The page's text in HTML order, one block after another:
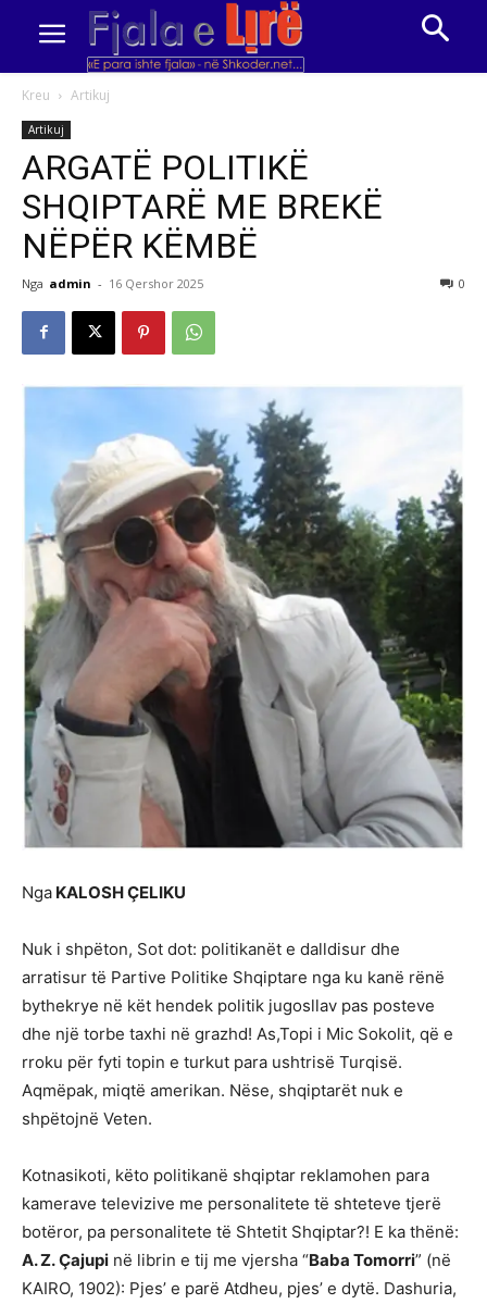
Kreu Artikuj
Artikuj
ARGATË POLITIKË
SHQIPTARË ME BREKË
NËPËR KËMBË
Nga admin - 16 Qershor 2025 0
Nga KALOSHÇELIKU
Nuk i shpëton, Sot dot: politikanët e dalldisur dhe
arratisur të Partive Politike Shqiptare nga ku kanë rënë
bythekrye në kët hendek politik jugosllav pas posteve
dhe një torbe taxhi në grazhd! As,Topi i Mic Sokolit, që e
rroku për fyti topin e turkut para ushtrisë Turqisë.
Aqmëpak, miqtë amerikan. Nëse, shqiptarët nuk e
shpëtojnë Veten.
Kotnasikoti, këto politikanë shqiptar reklamohen para
kamerave televizive me personalitete të shteteve tjerë
botëror, pa personalitete të Shtetit Shqiptar?! E ka thënë:
A. Z.Çajupi në librin e tij me vjersha “Baba Tomorri” (në
KAIRO, 1902): Pjes’ e parë Atdheu, pjes’ e dytë. Dashuria,